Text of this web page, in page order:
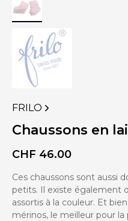
VOIR
PLUS
DE
DE
FRILO
Chaussons en
CHF 46.00
Ces chaussons sont aussi
petits. Il existe également
assortis à la couleur. Et
mérinos, le meilleur pour